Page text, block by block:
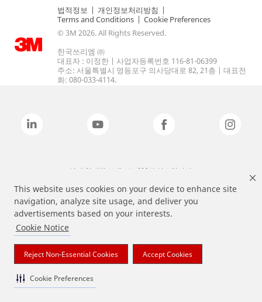
This website uses cookies on your device to enhance site
navigation, analyze site usage, and deliver you
advertisements based on your interests.
Cookie Notice
Reject Non-Essential Cookies Accept Cookies
Cookie Preferences
법적정보 | 개인정보처리방침 |
Terms and Conditions | Cookie Preferences
© 3M 2026. All Rights Reserved.
한국쓰리엠 ㈜
대표자 : 이정한 | 사업자등록번호 116-81-06399
주소: 서울특별시 영등포구 의사당대로 82, 21층 | 대표전
화: 080-033-4114.
상기 열거된 브랜드는 3M의 상표입니다.